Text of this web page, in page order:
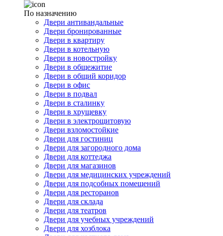
По назначению
Двери антивандальные
Двери бронированные
Двери в квартиру
Двери в котельную
Двери в новостройку
Двери в общежитие
Двери в общий коридор
Двери в офис
Двери в подвал
Двери в сталинку
Двери в хрущевку
Двери в электрощитовую
Двери взломостойкие
Двери для гостиниц
Двери для загородного дома
Двери для коттеджа
Двери для магазинов
Двери для медицинских учреждений
Двери для подсобных помещений
Двери для ресторанов
Двери для склада
Двери для театров
Двери для учебных учреждений
Двери для хозблока